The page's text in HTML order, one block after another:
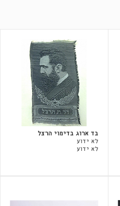
בד ארוג בדימוי הרצל
לא ידוע
לא ידוע